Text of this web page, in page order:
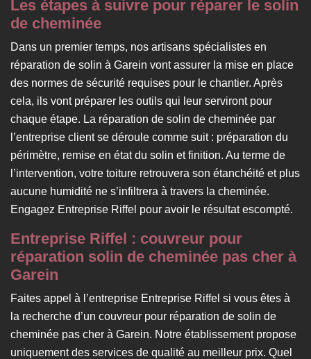
Les étapes à suivre pour réparer le solin
de cheminée
Dans un premier temps, nos artisans spécialistes en
réparation de solin à Garein vont assurer la mise en place
des normes de sécurité requises pour le chantier. Après
cela, ils vont préparer les outils qui leur serviront pour
chaque étape. La réparation de solin de cheminée par
l’entreprise client se déroule comme suit : préparation du
périmètre, remise en état du solin et finition. Au terme de
l’intervention, votre toiture retrouvera son étanchéité et plus
aucune humidité ne s’infiltrera à travers la cheminée.
Engagez Entreprise Riffel pour avoir le résultat escompté.
Entreprise Riffel : couvreur pour
réparation solin de cheminée pas cher à
Garein
Faites appel à l’entreprise Entreprise Riffel si vous êtes à
la recherche d’un couvreur pour réparation de solin de
cheminée pas cher à Garein. Notre établissement propose
uniquement des services de qualité au meilleur prix. Quel